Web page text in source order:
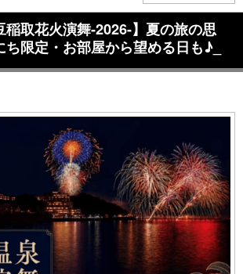
稲取花火演舞-2026-】夏の旅の思
限定・お部屋から望める日も♪_